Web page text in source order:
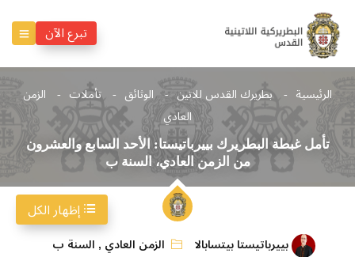
تبرع الآن
الرئيسية بطريرك القدس للاتين الوثائق تأملات
الزمن
العادي
تأمل غبطة البطريرك بييرباتيستا: الأحد السابع والعشرون
من الزمن العادي، السنة ب
بييرباتيستا بيتسابالا الزمن العادي , السنة ب
إظهار الكل